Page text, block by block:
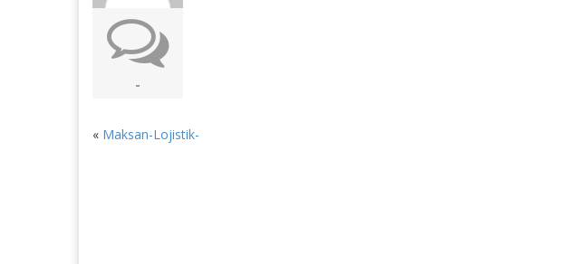
-
« Maksan-Lojistik-